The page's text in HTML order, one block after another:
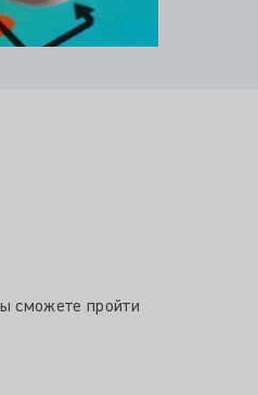
сможете пройти